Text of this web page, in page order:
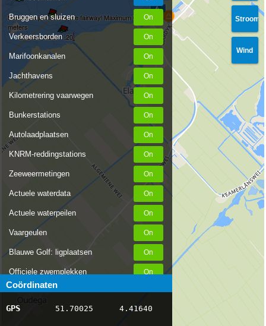
Bruggen en sluizen
Verkeersborden
Marifoonkanalen
Jachthavens
Kilometrering vaarwegen
Bunkerstations
Autolaadplaatsen
KNRM-reddingstations
Zeeweermetingen
Actuele waterdata
Actuele waterpeilen
Vaargeulen
Blauwe Golf: ligplaatsen
Officiele zwemplekken
Stremmingen/hinder
AIS scheepsposities
Coördinaten
GPS 51.70025 4.41640
Stroom
Wind
Shallow water 1.20
Sandbank just before the fairway! Maximum 0.75
meters